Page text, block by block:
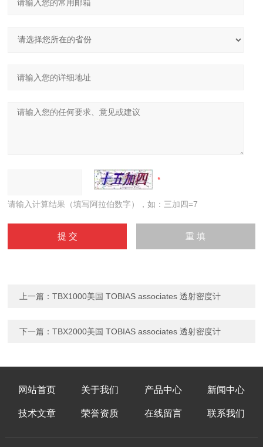
请输入计算结果（填写阿拉伯数字），如：三加四=7
上一篇：TBX1000美国 TOBIAS associates 透射密度计
下一篇：TBX2000美国 TOBIAS associates 透射密度计
网站首页 关于我们 产品中心 新闻中心
技术文章 荣誉资质 在线留言 联系我们